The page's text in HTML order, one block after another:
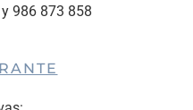
986 873 858